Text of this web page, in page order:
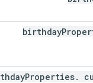
birthday
Properties.